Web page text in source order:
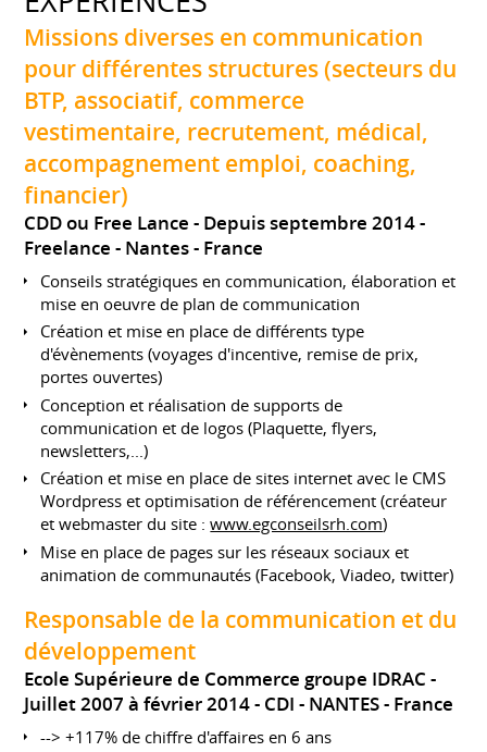
Missions diverses en communication
pour différentes structures (secteurs du
BTP, associatif, commerce
vestimentaire, recrutement, médical,
accompagnement emploi, coaching,
financier)
CDD ou Free Lance
Depuis septembre 2014
Freelance
Nantes France
Conseils stratégiques en communication, élaboration et
mise en oeuvre de plan de communication
Création et mise en place de différents type
d'évènements (voyages d'incentive, remise de prix,
portes ouvertes)
Conception et réalisation de supports de
communication et de logos (Plaquette, flyers,
newsletters,...)
Création et mise en place de sites internet avec le CMS
Wordpress et optimisation de référencement (créateur
et webmaster du site :www.egconseilsrh.com)
Mise en place de pages sur les réseaux sociaux et
animation de communautés (Facebook, Viadeo, twitter)
Responsable de la communication et du
développement
Ecole Supérieure de Commerce groupe IDRAC
Juillet 2007 à février 2014 CDI NANTES France
--> +117% de chiffre d'affaires en 6 ans